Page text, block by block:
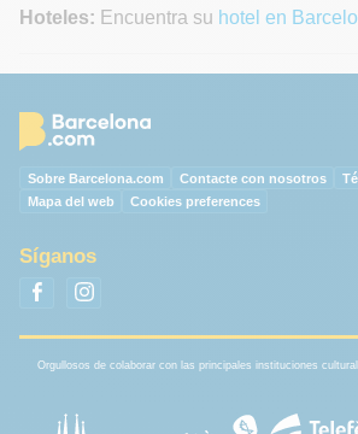
Hoteles: Encuentra su hotel en
Sobre Barcelona.com Contacte con nosotros
Mapa del web
Cookies preferences
Síganos
Orgullosos de colaborar con las principales instituciones